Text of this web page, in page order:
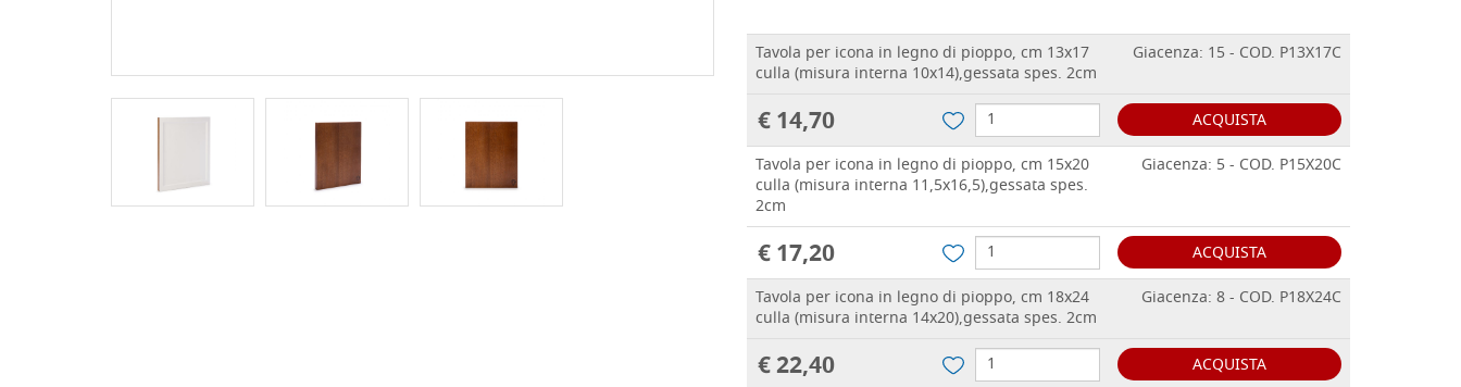
Tavola per icona in legno di pioppo, cm 13x17
culla (misura interna 10x14),gessata spes. 2cm
Giacenza: 15 - COD. P13X17C
€ 14,70
ACQUISTA
Tavola per icona in legno di pioppo, cm 15x20
culla (misura interna 11,5x16,5),gessata spes.
2cm
Giacenza: 5 - COD. P15X20C
€ 17,20
ACQUISTA
Tavola per icona in legno di pioppo, cm 18x24
culla (misura interna 14x20),gessata spes. 2cm
Giacenza: 8 - COD. P18X24C
€ 22,40
ACQUISTA